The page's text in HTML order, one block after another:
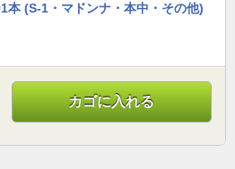
本 (S-1・マドンナ・本中・その他)
カゴに入れる